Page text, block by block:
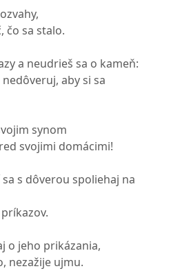
čo sa stalo.
a neudrieš sa o kameň:
aby si sa
synom
svojimi domácimi!
s dôverou spoliehaj na
o jeho prikázania,
nezažije ujmu.